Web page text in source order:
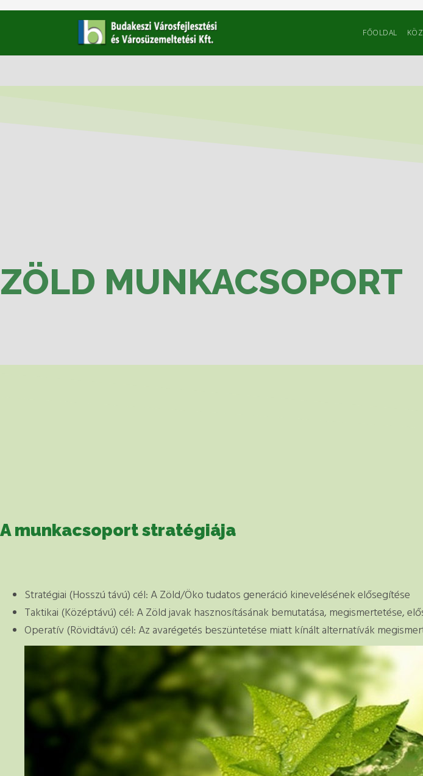
FŐOLDAL
ZÖLD MUNKACSOPORT
A munkacsoport stratégiája
Stratégiai (Hosszú távú) cél: A Zöld/Öko tudatos generáció kinevelésének elősegítése
Taktikai (Középtávú) cél: A Zöld javak hasznosításának bemutatása, megismertetése,
Operatív (Rövidtávú) cél: Az avarégetés beszüntetése miatt kínált alternatívák